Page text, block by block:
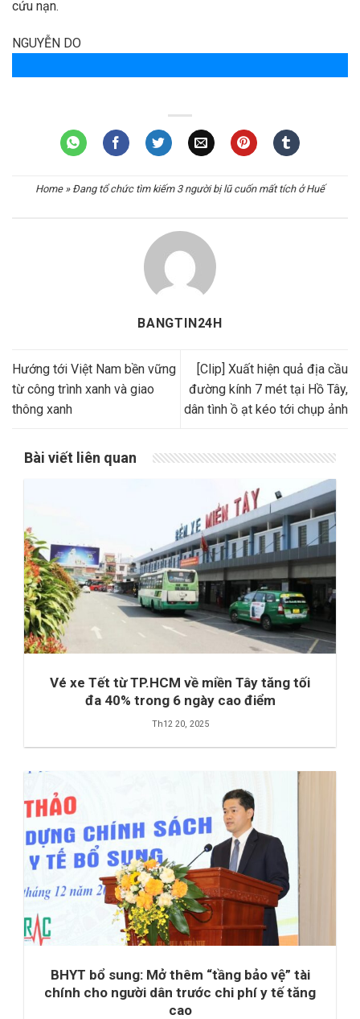
cứu nạn.
NGUYỄN DO
Home» Đang tổ chức tìm kiếm 3 người bị lũ cuốn mất tích ở Huế
BANGTIN24H
Hướng tới Việt Nam bền vững
từ công trình xanh và giao
thông xanh
[Clip] Xuất hiện quả địa cầu
đường kính 7 mét tại Hồ Tây,
dân tình ồ ạt kéo tới chụp ảnh
Bài viết liên quan
Vé xe Tết từ TP.HCM về miền Tây tăng tối
đa 40% trong 6 ngày cao điểm
Th12 20, 2025
BHYT bổ sung: Mở thêm “tầng bảo vệ” tài
chính cho người dân trước chi phí y tế tăng
cao